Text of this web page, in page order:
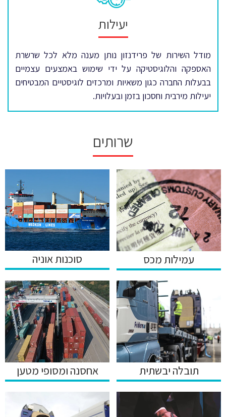
יעילות
מודל השירות של פרידנזון נותן מענה מלא לכל שרשרת
האספקה והלוגיסטיקה על ידי שימוש באמצעים עצמיים
בבעלות החברה כגון משאיות ומרכזים לוגיסטיים המבטיחים
יעילות מירבית וחסכון בזמן ובעלויות.
שרותים
עמילות מכס סוכנות אוניה
תובלה יבשתית אחסנה ומסופי מטען